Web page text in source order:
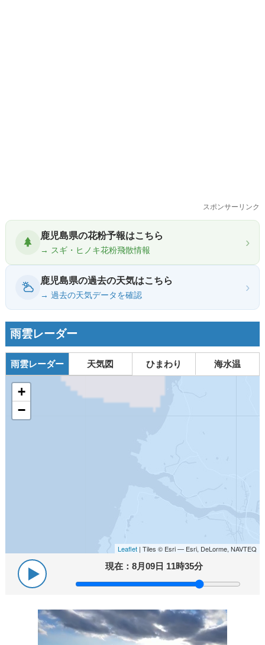
スポンサーリンク
鹿児島県の花粉予報はこちら
→ スギ・ヒノキ花粉飛散情報
›
鹿児島県の過去の天気はこちら
→ 過去の天気データを確認
›
雨雲レーダー
雨雲レーダー 天気図 ひまわり 海水温
+
−
Leaflet | Tiles © Esri — Esri, DeLorme, NAVTEQ
現在：8月09日 11時35分